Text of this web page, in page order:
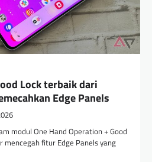
Lock terbaik dari
Edge Panels
modul One Hand Operation + Good
mencegah fitur Edge Panels yang